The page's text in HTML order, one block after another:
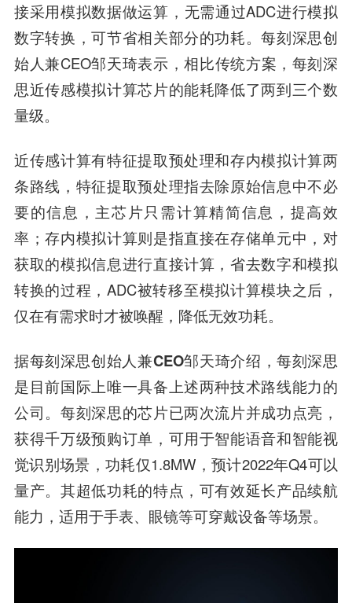
接采用模拟数据做运算，无需通过ADC进行模拟
数字转换，可节省相关部分的功耗。每刻深思创
始人兼CEO邹天琦表示，相比传统方案，每刻深
思近传感模拟计算芯片的能耗降低了两到三个数
量级。
近传感计算有特征提取预处理和存内模拟计算两
条路线，特征提取预处理指去除原始信息中不必
要的信息，主芯片只需计算精简信息，提高效
率；存内模拟计算则是指直接在存储单元中，对
获取的模拟信息进行直接计算，省去数字和模拟
转换的过程，ADC被转移至模拟计算模块之后，
仅在有需求时才被唤醒，降低无效功耗。
据每刻深思创始人兼CEO邹天琦介绍，每刻深思
是目前国际上唯一具备上述两种技术路线能力的
公司。 每刻深思的芯片已两次流片并成功点亮，
获得千万级预购订单，可用于智能语音和智能视
觉识别场景，功耗仅1.8MW，预计2022年Q4可以
量产。其超低功耗的特点，可有效延长产品续航
能力，适用于手表、眼镜等可穿戴设备等场景。